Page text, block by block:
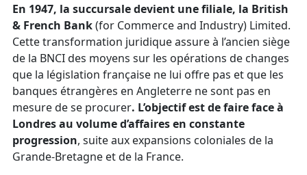
En 1947, la succursale devient une filiale, la British
& French Bank(for Commerce and Industry) Limited.
Cette transformation juridique assure à l’ancien siège
de la BNCI des moyens sur les opérations de changes
que la législation française ne lui offre pas et que les
banques étrangères en Angleterre ne sont pas en
mesure de se procurer. L’objectif est de faire face à
Londres au volume d’affaires en constante
progression, suite aux expansions coloniales de la
Grande-Bretagne et de la France.